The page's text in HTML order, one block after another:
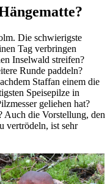
Die schwierigste
Tag verbringen
Inselwald streifen?
Runde paddeln?
Staffan einem die
Speisepilze in
geliehen hat?
Auch die Vorstellung, den
vertrödeln, ist sehr